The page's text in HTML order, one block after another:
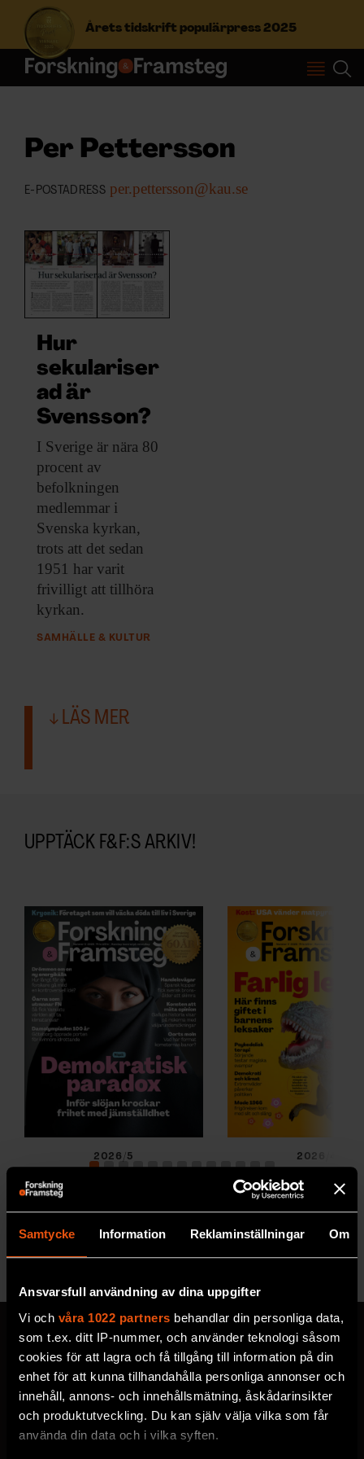
Samtycke Information Reklaminställningar Om
Ansvarsfull användning av dina uppgifter
Vi och våra 1022 partners behandlar din personliga data,
som t.ex. ditt IP-nummer, och använder teknologi såsom
cookies för att lagra och få tillgång till information på din
enhet för att kunna tillhandahålla personliga annonser och
innehåll, annons- och innehållsmätning, åskådarinsikter
och produktutveckling. Du kan själv välja vilka som får
använda din data och i vilka syften.
Årets tidskrift populärpress 2025
S
e
f
e
NYHETSBREV
ARKIV & E-TIDNING
LYSSNA/PODD
EVENEMANG & RESOR
SHOP
KONTAKTA F&F
SKRIV I F&F
PRENUMERERA PÅ F&F
OM F&F
Per Pettersson
E-POSTADRESS per.pettersson@kau.se
Hur
sekulariser
ad är
Svensson?
I Sverige är nära 80
procent av
befolkningen
medlemmar i
Svenska kyrkan,
trots att det sedan
1951 har varit
frivilligt att tillhöra
kyrkan.
SAMHÄLLE & KULTUR
LÄS MER
UPPTÄCK F&F:S ARKIV!
2026/5 2026/4
Se alla utgåvor
MISSA ALDRIG EN NYHET
Prenumerera på F&F:s